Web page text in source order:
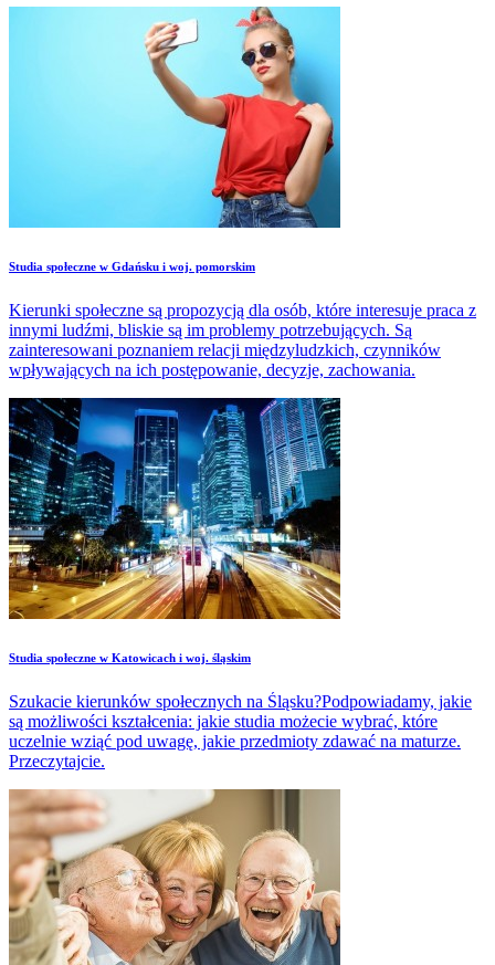
Studia społeczne w Gdańsku i woj. pomorskim
Kierunki społeczne są propozycją dla osób, które interesuje praca z
innymi ludźmi, bliskie są im problemy potrzebujących. Są
zainteresowani poznaniem relacji międzyludzkich, czynników
wpływających na ich postępowanie, decyzje, zachowania.
Studia społeczne w Katowicach i woj. śląskim
Szukacie kierunków społecznych na Śląsku?Podpowiadamy, jakie
są możliwości kształcenia: jakie studia możecie wybrać, które
uczelnie wziąć pod uwagę, jakie przedmioty zdawać na maturze.
Przeczytajcie.